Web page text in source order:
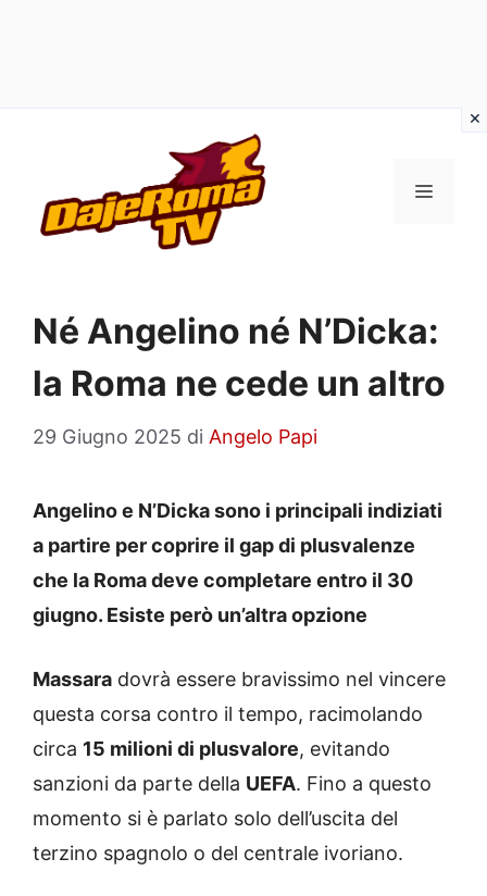
contenuto
MENU
Né Angelino né N’Dicka:
la Roma ne cede un altro
29 Giugno 2025 di Angelo Papi
Angelino e N’Dicka sono i principali indiziati
a partire per coprire il gap di plusvalenze
che la Roma deve completare entro il 30
giugno. Esiste però un’altra opzione
Massara dovrà essere bravissimo nel vincere
questa corsa contro il tempo, racimolando
circa 15 milioni di plusvalore, evitando
sanzioni da parte della UEFA. Fino a questo
momento si è parlato solo dell’uscita del
terzino spagnolo o del centrale ivoriano.